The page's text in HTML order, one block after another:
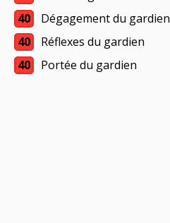
40
Dégagement du gardien
40
Réflexes du gardien
40
Portée du gardien